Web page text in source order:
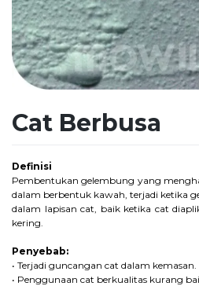
Cat Berbusa
Definisi
Pembentukan gelembung yang
dalam berbentuk kawah, terjadi ketika
dalam lapisan cat, baik ketika cat
kering.
Penyebab:
• Terjadi guncangan cat dalam kemasan.
• Penggunaan cat berkualitas kurang